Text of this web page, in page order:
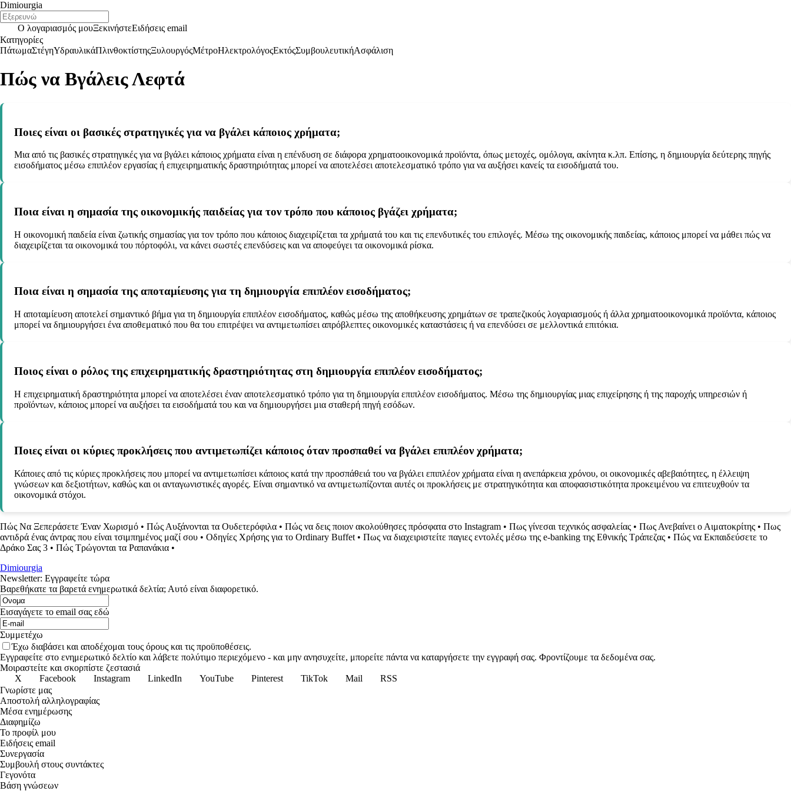
Dimiourgia
Ο λογαριασμός μουΞεκινήστεΕιδήσεις email
Κατηγορίες
ΠάτωμαΣτέγηΥδραυλικάΠλινθοκτίστηςΞυλουργόςΜέτροΗλεκτρολόγοςΕκτόςΣυμβουλευτικήΑσφάλιση
Πώς να Βγάλεις Λεφτά
Ποιες είναι οι βασικές στρατηγικές για να βγάλει κάποιος χρήματα;
Μια από τις βασικές στρατηγικές για να βγάλει κάποιος χρήματα είναι η επένδυση σε διάφορα χρηματοοικονομικά προϊόντα, όπως μετοχές, ομόλογα, ακίνητα κ.λπ. Επίσης, η δημιουργία δεύτερης πηγής
εισοδήματος μέσω επιπλέον εργασίας ή επιχειρηματικής δραστηριότητας μπορεί να αποτελέσει αποτελεσματικό τρόπο για να αυξήσει κανείς τα εισοδήματά του.
Ποια είναι η σημασία της οικονομικής παιδείας για τον τρόπο που κάποιος βγάζει χρήματα;
Η οικονομική παιδεία είναι ζωτικής σημασίας για τον τρόπο που κάποιος διαχειρίζεται τα χρήματά του και τις επενδυτικές του επιλογές. Μέσω της οικονομικής παιδείας, κάποιος μπορεί να μάθει πώς να
διαχειρίζεται τα οικονομικά του πόρτοφόλι, να κάνει σωστές επενδύσεις και να αποφεύγει τα οικονομικά ρίσκα.
Ποια είναι η σημασία της αποταμίευσης για τη δημιουργία επιπλέον εισοδήματος;
Η αποταμίευση αποτελεί σημαντικό βήμα για τη δημιουργία επιπλέον εισοδήματος, καθώς μέσω της αποθήκευσης χρημάτων σε τραπεζικούς λογαριασμούς ή άλλα χρηματοοικονομικά προϊόντα, κάποιος
μπορεί να δημιουργήσει ένα αποθεματικό που θα του επιτρέψει να αντιμετωπίσει απρόβλεπτες οικονομικές καταστάσεις ή να επενδύσει σε μελλοντικά επιτόκια.
Ποιος είναι ο ρόλος της επιχειρηματικής δραστηριότητας στη δημιουργία επιπλέον εισοδήματος;
Η επιχειρηματική δραστηριότητα μπορεί να αποτελέσει έναν αποτελεσματικό τρόπο για τη δημιουργία επιπλέον εισοδήματος. Μέσω της δημιουργίας μιας επιχείρησης ή της παροχής υπηρεσιών ή
προϊόντων, κάποιος μπορεί να αυξήσει τα εισοδήματά του και να δημιουργήσει μια σταθερή πηγή εσόδων.
Ποιες είναι οι κύριες προκλήσεις που αντιμετωπίζει κάποιος όταν προσπαθεί να βγάλει επιπλέον χρήματα;
Κάποιες από τις κύριες προκλήσεις που μπορεί να αντιμετωπίσει κάποιος κατά την προσπάθειά του να βγάλει επιπλέον χρήματα είναι η ανεπάρκεια χρόνου, οι οικονομικές αβεβαιότητες, η έλλειψη
γνώσεων και δεξιοτήτων, καθώς και οι ανταγωνιστικές αγορές. Είναι σημαντικό να αντιμετωπίζονται αυτές οι προκλήσεις με στρατηγικότητα και αποφασιστικότητα προκειμένου να επιτευχθούν τα
οικονομικά στόχοι.
Πώς Να Ξεπεράσετε Έναν Χωρισμό • Πώς Αυξάνονται τα Ουδετερόφιλα • Πώς να δεις ποιον ακολούθησες πρόσφατα στο Instagram • Πως γίνεσαι τεχνικός ασφαλείας • Πως Ανεβαίνει ο Αιματοκρίτης • Πως
αντιδρά ένας άντρας που είναι τσιμπημένος μαζί σου • Οδηγίες Χρήσης για το Ordinary Buffet • Πως να διαχειριστείτε παγιες εντολές μέσω της e-banking της Εθνικής Τράπεζας • Πώς να Εκπαιδεύσετε το
Δράκο Σας 3 • Πώς Τρώγονται τα Ραπανάκια •
Dimiourgia
Newsletter: Εγγραφείτε τώρα
Βαρεθήκατε τα βαρετά ενημερωτικά δελτία; Αυτό είναι διαφορετικό.
Εισαγάγετε το email σας εδώ
Συμμετέχω
Έχω διαβάσει και αποδέχομαι τους όρους και τις προϋποθέσεις.
Εγγραφείτε στο ενημερωτικό δελτίο και λάβετε πολύτιμο περιεχόμενο - και μην ανησυχείτε, μπορείτε πάντα να καταργήσετε την εγγραφή σας. Φροντίζουμε τα δεδομένα σας.
Μοιραστείτε και σκορπίστε ζεστασιά
X
Facebook Instagram LinkedIn YouTube Pinterest TikTok Mail
RSS
Γνωρίστε μας
Αποστολή αλληλογραφίας
Μέσα ενημέρωσης
Διαφημίζω
Το προφίλ μου
Ειδήσεις email
Συνεργασία
Συμβουλή στους συντάκτες
Γεγονότα
Βάση γνώσεων